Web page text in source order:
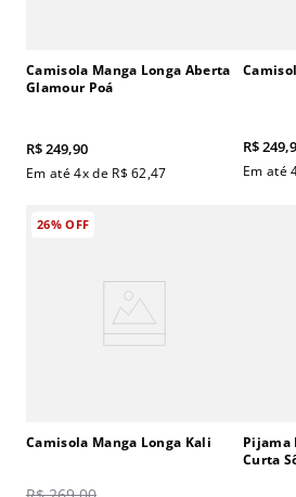
Camisola Manga Longa Aberta
Glamour Poá
R$249,90
Em até4x de R$ 62,47
R$249,
Em até
26%OFF
Camisola Manga Longa Kali
Pijama
Curta